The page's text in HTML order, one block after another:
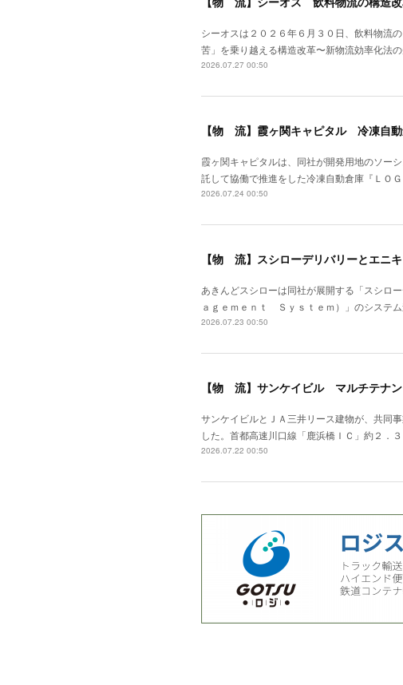
シーオスは２０２６年６月３０日、飲料物流
苦」を乗り越える構造改革〜新物流効率化法
2026.07.27 00:50
【物 流】霞ヶ関キャピタル 冷凍自
霞ヶ関キャピタルは、同社が開発用地のソー
託して協働で推進をした冷凍自動倉庫『Ｌ
2026.07.24 00:50
【物 流】スシローデリバリーとエニ
あきんどスシローは同社が展開する「スシ
ａｇｅｍｅｎｔ Ｓｙｓｔｅｍ）」のシステ
2026.07.23 00:50
【物 流】サンケイビル マルチテナ
サンケイビルとＪＡ三井リース建物が、共同
した。首都高速川口線「鹿浜橋ＩＣ」約２．
2026.07.22 00:50